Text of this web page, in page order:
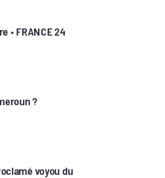
• FRANCE 24
?
voyou du